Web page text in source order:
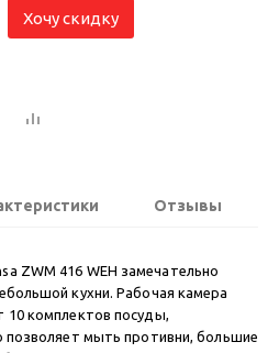
Хочу скидку
Отзывы
ZWM 416 WEH замечательно
кухни. Рабочая камера
комплектов посуды,
позволяет мыть противни, большие